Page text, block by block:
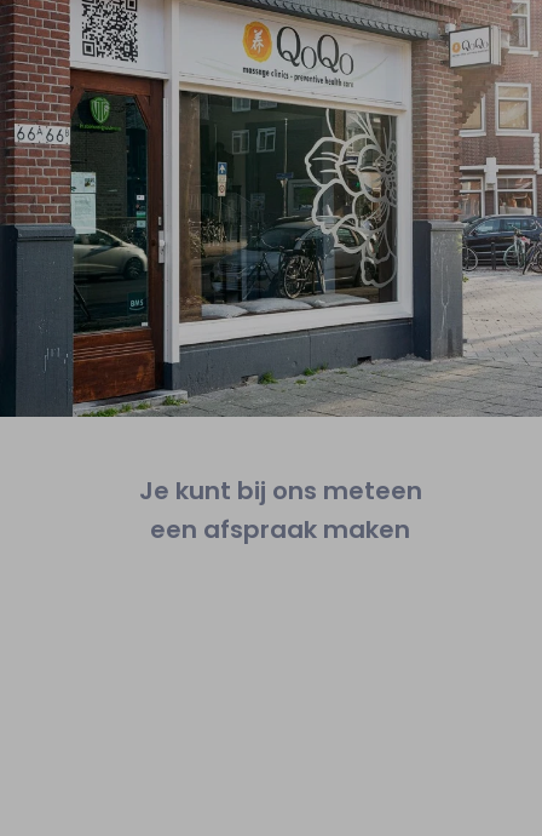
Je kunt bij ons meteen
een afspraak maken